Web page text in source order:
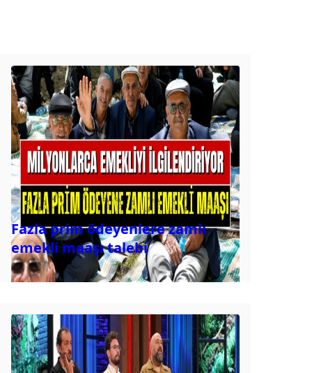
Fazla prim ödeyenlere zamlı
emekli maaşı talebi